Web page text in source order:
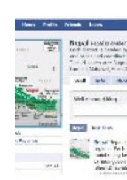
। यदि दुवै को कुरा एउटैले सुन्ने
रहँदैनथियो । एक अर्काको
आज पनि भेट भएको थियो तर
देखाइन् । दुवै एउटै रेष्टुरेन्टमा
विपरित दिशा तिर
कुनै समय सँगै थिए । हुन त
देख्छन् तर पनि नदेखेको,
केही भएकै थिएन । सुनाउँदा
को कारण सुनेर । (फेरी भनुँ